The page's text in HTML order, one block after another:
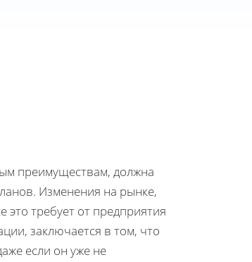
преимуществам, должна
Изменения на рынке,
требует от предприятия
заключается в том, что
если он уже не